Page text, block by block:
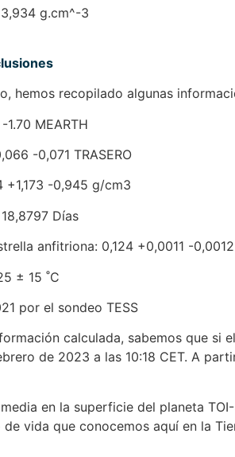
g.cm^-3
hemos recopilado algunas
1.70 MEARTH
-0,071 TRASERO
+1,173 -0,945 g/cm3
Días
anfitriona: 0,124 +0,0011 -
± 15 ˚C
por el sondeo TESS
calculada, sabemos que si
de 2023 a las 10:18 CET. A
en la superficie del planeta
vida que conocemos aquí en la